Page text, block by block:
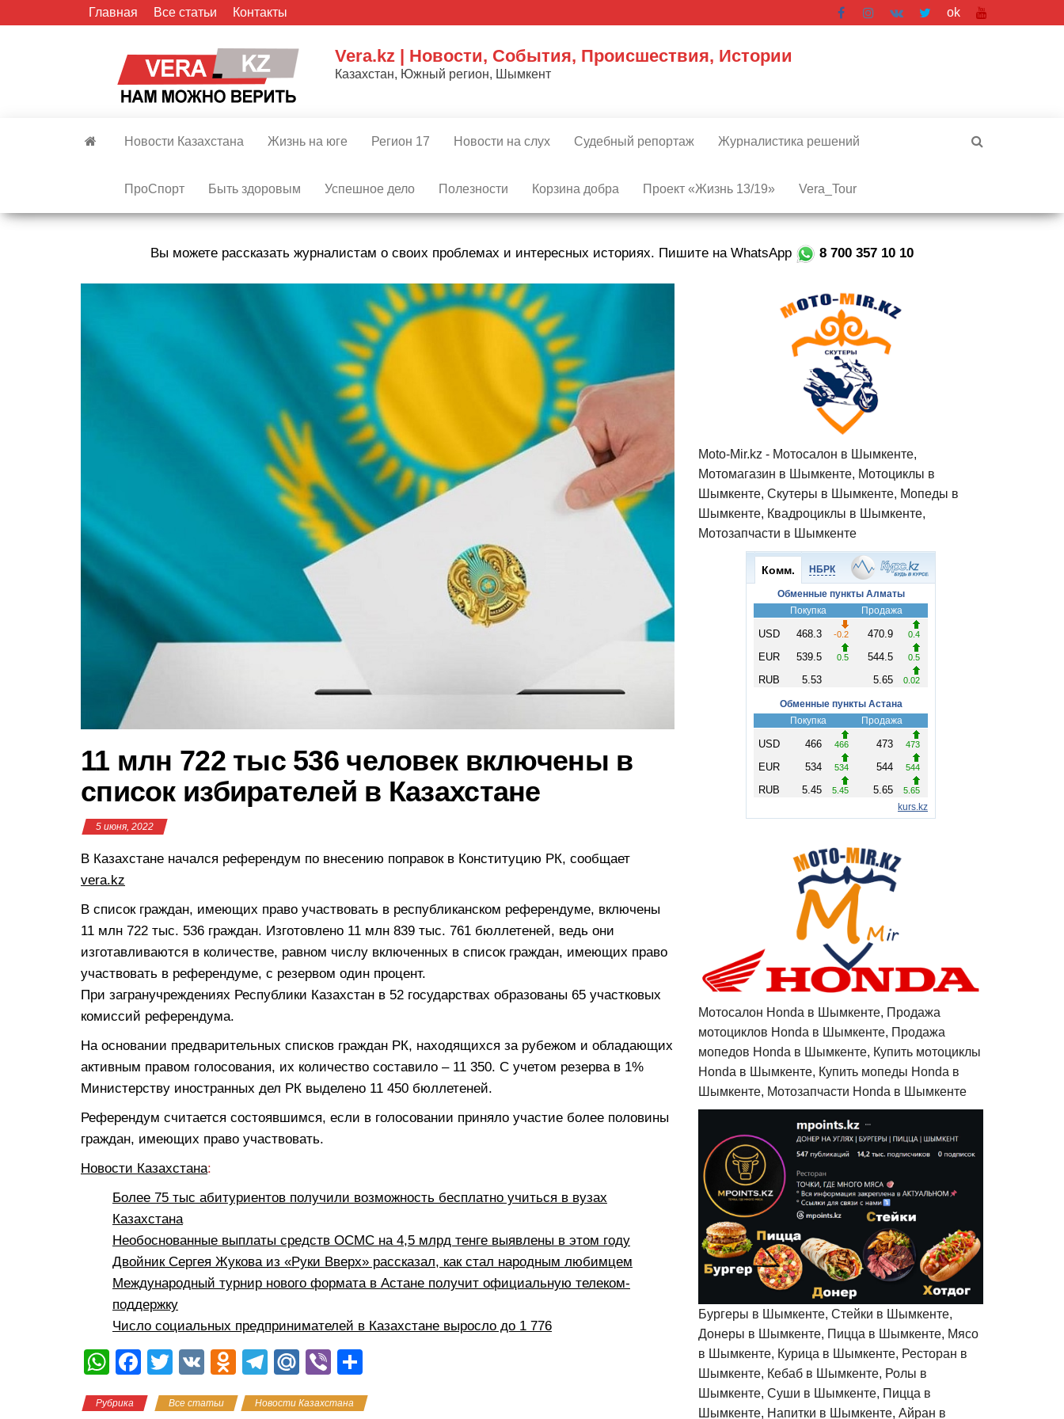
Главная Все статьи Контакты ok
Vera.kz | Новости, События, Происшествия, Истории
Казахстан, Южный регион, Шымкент
Новости Казахстана Жизнь на юге Регион 17 Новости на слух Судебный репортаж Журналистика решений
ПроСпорт Быть здоровым Успешное дело Полезности Корзина добра Проект «Жизнь 13/19» Vera_Tour
Вы можете рассказать журналистам о своих проблемах и интересных историях. Пишите на WhatsApp 8 700 357 10 10
11 млн 722 тыс 536 человек включены в
список избирателей в Казахстане
5 июня, 2022
В Казахстане начался референдум по внесению поправок в Конституцию РК, сообщает
vera.kz
В список граждан, имеющих право участвовать в республиканском референдуме, включены
11 млн 722 тыс. 536 граждан. Изготовлено 11 млн 839 тыс. 761 бюллетеней, ведь они
изготавливаются в количестве, равном числу включенных в список граждан, имеющих право
участвовать в референдуме, с резервом один процент.
При загранучреждениях Республики Казахстан в 52 государствах образованы 65 участковых
комиссий референдума.
На основании предварительных списков граждан РК, находящихся за рубежом и обладающих
активным правом голосования, их количество составило – 11 350. С учетом резерва в 1%
Министерству иностранных дел РК выделено 11 450 бюллетеней.
Референдум считается состоявшимся, если в голосовании приняло участие более половины
граждан, имеющих право участвовать.
Новости Казахстана:
Более 75 тыс абитуриентов получили возможность бесплатно учиться в вузах
Казахстана
Необоснованные выплаты средств ОСМС на 4,5 млрд тенге выявлены в этом году
Двойник Сергея Жукова из «Руки Вверх» рассказал, как стал народным любимцем
Международный турнир нового формата в Астане получит официальную телеком-
поддержку
Число социальных предпринимателей в Казахстане выросло до 1 776
W
at
F
c
T
tt
V
O
n
T
e
M
.R
Vi
er р
Рубрика Все статьи Новости Казахстана
Moto-Mir.kz - Мотосалон в Шымкенте,
Мотомагазин в Шымкенте, Мотоциклы в
Шымкенте, Скутеры в Шымкенте, Мопеды в
Шымкенте, Квадроциклы в Шымкенте,
Мотозапчасти в Шымкенте
Мотосалон Honda в Шымкенте, Продажа
мотоциклов Honda в Шымкенте, Продажа
мопедов Honda в Шымкенте, Купить мотоциклы
Honda в Шымкенте, Купить мопеды Honda в
Шымкенте, Мотозапчасти Honda в Шымкенте
Бургеры в Шымкенте, Стейки в Шымкенте,
Донеры в Шымкенте, Пицца в Шымкенте, Мясо
в Шымкенте, Курица в Шымкенте, Ресторан в
Шымкенте, Кебаб в Шымкенте, Ролы в
Шымкенте, Суши в Шымкенте, Пицца в
Шымкенте, Напитки в Шымкенте, Айран в